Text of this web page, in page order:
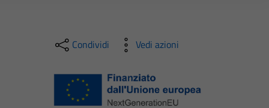
Condividi Vedi azioni